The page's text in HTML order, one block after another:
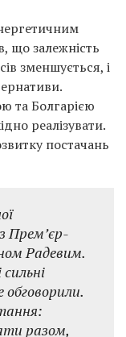
що залежність
зменшується, і
та Болгарією
реалізувати.
постачань
Прем’єр-
Радевим.
обговорили.
разом,